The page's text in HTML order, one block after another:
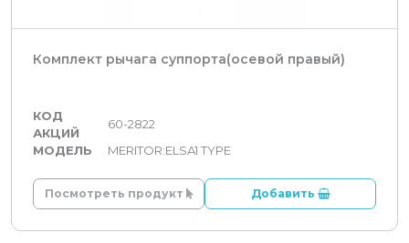
Комплект рычага суппорта(осевой правый)
КОД
АКЦИЙ
60-2822
МОДЕЛЬ
MERITOR:ELSA1 TYPE
Посмотреть продукт Добавить